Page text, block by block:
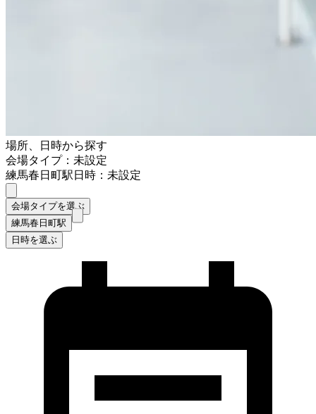
場所、日時から探す
会場タイプ：未設定
練馬春日町駅日時：未設定
会場タイプを選ぶ
練馬春日町駅
日時を選ぶ